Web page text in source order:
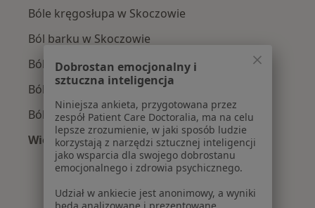
Bóle kręgosłupa w Skoczowie
Ból barku w Skoczowie
Ból karku w Skoczowie
Ból pleców w Skoczowie
Ból twarzy w Skoczowie
Więcej (10)
Więcej w kategorii: Najczęście leczone
Dobrostan emocjonalny i
sztuczna inteligencja
Niniejsza ankieta, przygotowana przez
zespół Patient Care Doctoralia, ma na celu
lepsze zrozumienie, w jaki sposób ludzie
korzystają z narzędzi sztucznej inteligencji
jako wsparcia dla swojego dobrostanu
emocjonalnego i zdrowia psychicznego.
Udział w ankiecie jest anonimowy, a wyniki